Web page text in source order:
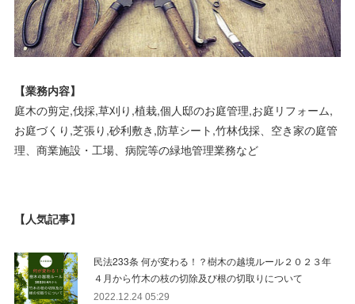
【業務内容】
庭木の剪定,伐採,草刈り,植栽,個人邸のお庭管理,お庭リフォーム,
お庭づくり,芝張り,砂利敷き,防草シート,竹林伐採、空き家の庭管
理、商業施設・工場、病院等の緑地管理業務など
【人気記事】
民法233条 何が変わる！？樹木の越境ルール２０２３年
４月から竹木の枝の切除及び根の切取りについて
2022.12.24 05:29